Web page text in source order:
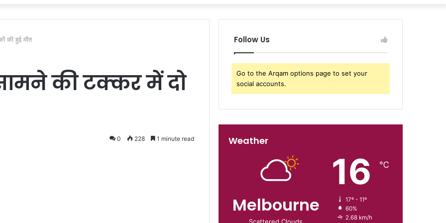
की हुई मौत
की टक्कर में दो
0 228 1 minute read
Follow Us
Go to the Arqam options page to set your
social accounts.
Weather
Melbourne
16 ℃
17º - 11º
60%
2.68 km/h